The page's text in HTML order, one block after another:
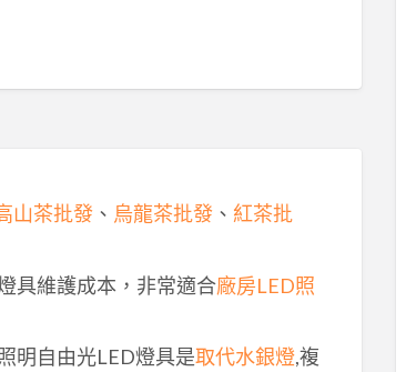
山茶批發、 烏龍茶批發、 紅茶批
具維護成本，非常適合廠房LED照
明自由光LED燈具是取代水銀燈,複